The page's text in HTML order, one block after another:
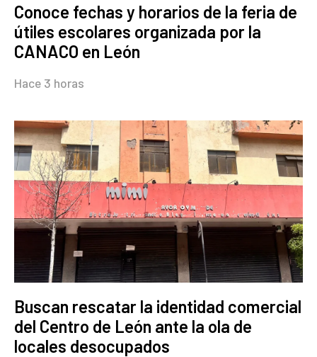
Conoce fechas y horarios de la feria de
útiles escolares organizada por la
CANACO en León
Hace 3 horas
Buscan rescatar la identidad comercial
del Centro de León ante la ola de
locales desocupados